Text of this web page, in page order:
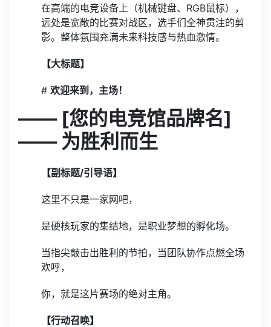
在高端的电竞设备上（机械键盘、RGB鼠标），
远处是宽敞的比赛对战区，选手们全神贯注的剪
影。整体氛围充满未来科技感与热血激情。
【大标题】
# 欢迎来到，主场！
—— [您的电竞馆品牌名]
—— 为胜利而生
【副标题/引导语】
这里不只是一家网吧，
是硬核玩家的集结地，是职业梦想的孵化场。
当指尖敲击出胜利的节拍，当团队协作点燃全场
欢呼，
你，就是这片赛场的绝对主角。
【行动召唤】